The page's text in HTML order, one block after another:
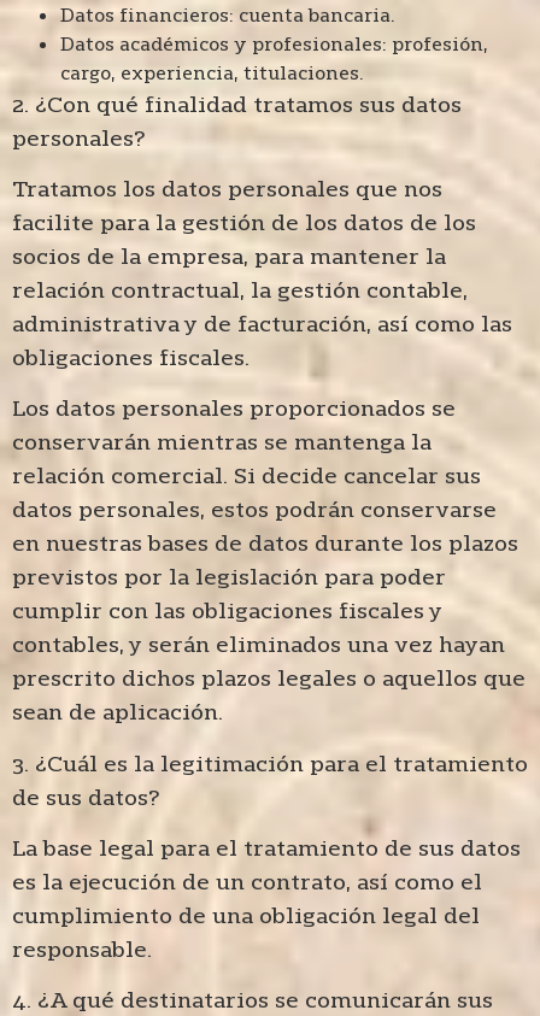
Datos financieros: cuenta bancaria.
Datos académicos y profesionales: profesión,
cargo, experiencia, titulaciones.
2. ¿Con qué finalidad tratamos sus datos
personales?
Tratamos los datos personales que nos
facilite para la gestión de los datos de los
socios de la empresa, para mantener la
relación contractual, la gestión contable,
administrativa y de facturación, así como las
obligaciones fiscales.
Los datos personales proporcionados se
conservarán mientras se mantenga la
relación comercial. Si decide cancelar sus
datos personales, estos podrán conservarse
en nuestras bases de datos durante los plazos
previstos por la legislación para poder
cumplir con las obligaciones fiscales y
contables, y serán eliminados una vez hayan
prescrito dichos plazos legales o aquellos que
sean de aplicación.
3. ¿Cuál es la legitimación para el tratamiento
de sus datos?
La base legal para el tratamiento de sus datos
es la ejecución de un contrato, así como el
cumplimiento de una obligación legal del
responsable.
4. ¿A qué destinatarios se comunicarán sus